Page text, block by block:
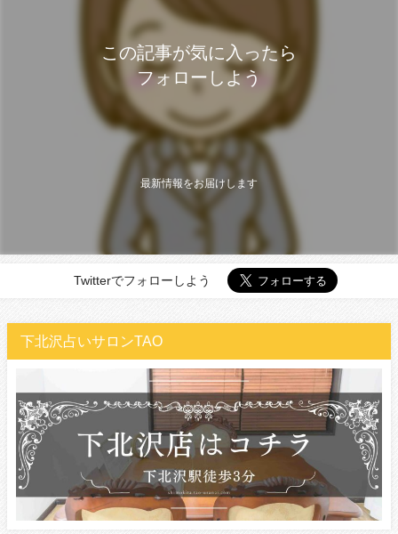
この記事が気に入ったら
フォローしよう
最新情報をお届けします
Twitterでフォローしよう
下北沢占いサロンTAO